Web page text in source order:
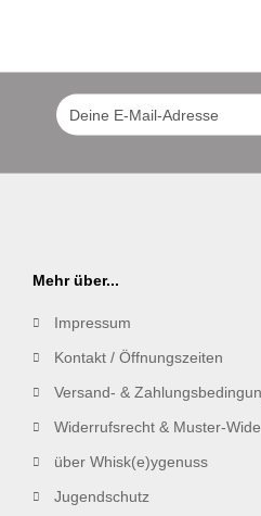
Mehr über...
Impressum
Kontakt / Öffnungszeiten
Versand- &
Widerrufsrecht & Muster-
über Whisk(e)ygenuss
Jugendschutz